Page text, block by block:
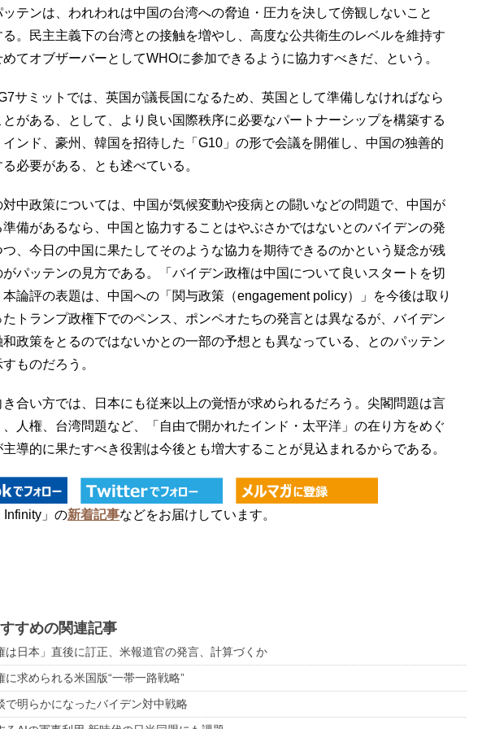
テンは、われわれは中国の台湾への脅迫・圧力を決して傍観しないこと
。民主主義下の台湾との接触を増やし、高度な公共衛生のレベルを維持す
てオブザーバーとしてWHOに参加できるように協力すべきだ、という。
サミットでは、英国が議長国になるため、英国として準備しなければなら
がある、として、より良い国際秩序に必要なパートナーシップを構築する
ンド、豪州、韓国を招待した「G10」の形で会議を開催し、中国の独善的
必要がある、とも述べている。
中政策については、中国が気候変動や疫病との闘いなどの問題で、中国が
備があるなら、中国と協力することはやぶさかではないとのバイデンの発
、今日の中国に果たしてそのような協力を期待できるのかという疑念が残
がパッテンの見方である。「バイデン政権は中国について良いスタートを切
本論評の表題は、中国への「関与政策（engagement policy）」を今後は取り
トランプ政権下でのペンス、ポンペオたちの発言とは異なるが、バイデン
政策をとるのではないかとの一部の予想とも異なっている、とのパッテン
ものだろう。
合い方では、日本にも従来以上の覚悟が求められるだろう。尖閣問題は言
、人権、台湾問題など、「自由で開かれたインド・太平洋」の在り方をめぐ
導的に果たすべき役割は今後とも増大することが見込まれるからである。
」の新着記事などをお届けしています。
すめの関連記事
は日本」直後に訂正、米報道官の発言、計算づくか
に求められる米国版“一帯一路戦略”
で明らかになったバイデン対中戦略